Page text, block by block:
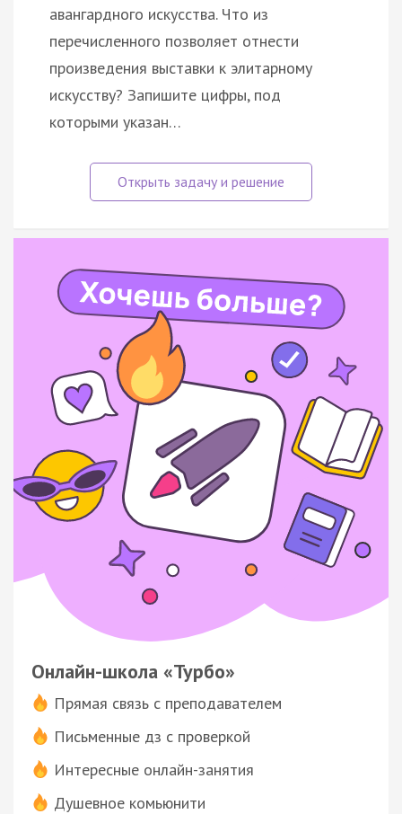
авангардного искусства. Что из
перечисленного позволяет отнести
произведения выставки к элитарному
искусству? Запишите цифры, под
которыми указан…
Онлайн-школа «Турбо»
Прямая связь с преподавателем
Письменные дз с проверкой
Интересные онлайн-занятия
Душевное комьюнити